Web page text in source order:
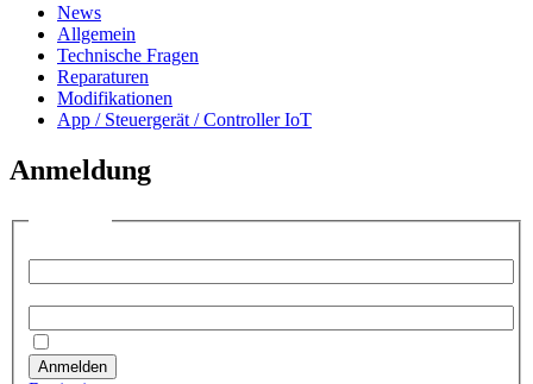
News
Allgemein
Technische Fragen
Reparaturen
Modifikationen
App / Steuergerät / Controller IoT
Anmeldung
Anmelden